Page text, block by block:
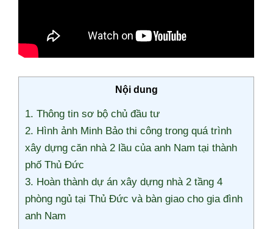
Nội dung
1. Thông tin sơ bộ chủ đầu tư
2. Hình ảnh Minh Bảo thi công trong quá trình
xây dựng căn nhà 2 lầu của anh Nam tại thành
phố Thủ Đức
3. Hoàn thành dự án xây dựng nhà 2 tầng 4
phòng ngủ tại Thủ Đức và bàn giao cho gia đình
anh Nam